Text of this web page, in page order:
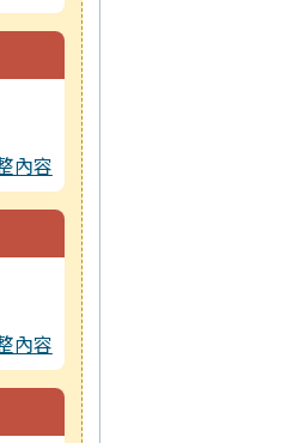
內容
內容